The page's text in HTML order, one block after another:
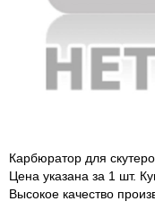
Карбюратор для
Цена указана за 1 шт.
Высокое качество